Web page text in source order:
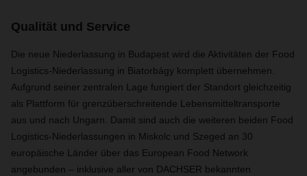
Qualität und Service
Die neue Niederlassung in Budapest wird die Aktivitäten der Food
Logistics-Niederlassung in Biatorbágy komplett übernehmen.
Aufgrund seiner zentralen Lage fungiert der Standort gleichzeitig
als Plattform für grenzüberschreitende Lebensmitteltransporte
aus und nach Ungarn. Damit sind auch die weiteren beiden Food
Logistics-Niederlassungen in Miskolc und Szeged an 30
europäische Länder über das European Food Network
angebunden – inklusive aller von DACHSER bekannten